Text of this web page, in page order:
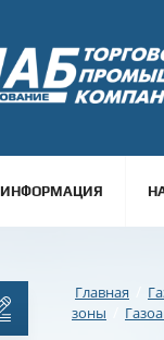
ИНФОРМАЦИЯ
Главная
зоны